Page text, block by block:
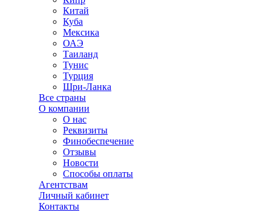
Китай
Куба
Мексика
ОАЭ
Таиланд
Тунис
Турция
Шри-Ланка
Все страны
О компании
О нас
Реквизиты
Финобеспечение
Отзывы
Новости
Способы оплаты
Агентствам
Личный кабинет
Контакты